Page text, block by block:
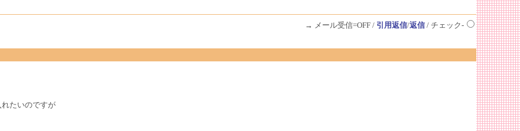
→ メール受信=OFF / 引用返信/返信/ チェック-
たいのですが